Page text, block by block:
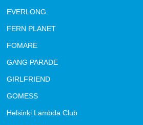
EVERLONG
FERN PLANET
FOMARE
GANG PARADE
GIRLFRIEND
GOMESS
Helsinki Lambda Club